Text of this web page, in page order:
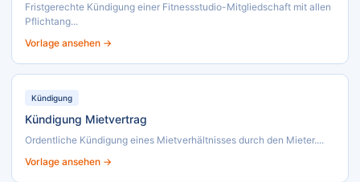
Fristgerechte Kündigung einer Fitnessstudio-Mitgliedschaft mit allen
Pflichtang...
Vorlage ansehen →
Kündigung
Kündigung Mietvertrag
Ordentliche Kündigung eines Mietverhältnisses durch den Mieter....
Vorlage ansehen →